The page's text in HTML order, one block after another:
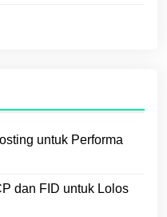
untuk Performa
dan FID untuk Lolos